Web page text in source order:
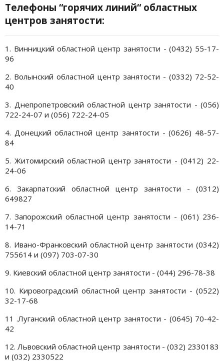
Телефоны “горячих линий“ областных
центров занятости:
1. Винницкий областной центр занятости - (0432) 55-17-
96
2. Волынский областной центр занятости - (0332) 72-52-
40
3. Днепропетровский областной центр занятости - (056)
722-24-07 и (056) 722-24-05
4. Донецкий областной центр занятости - (0626) 48-57-
84
5. Житомирский областной центр занятости - (0412) 22-
24-06
6. Закарпатский областной центр занятости - (0312)
649827
7. Запорожский областной центр занятости - (061) 236-
14-71
8. Ивано-Франковский областной центр занятости (0342)
755614 и (097) 703-07-30
9. Киевский областной центр занятости - (044) 296-78-38
10. Кировоградский областной центр занятости - (0522)
32-17-68
11 .Луганский областной центр занятости - (0645) 70-42-
42
12. Львовский областной центр занятости - (032) 2330183
и (032) 2330522